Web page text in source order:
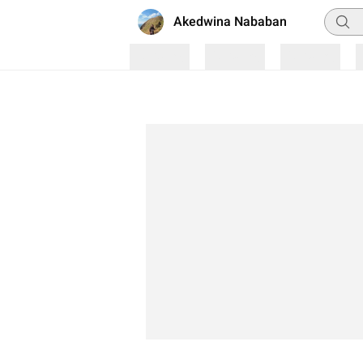
Akedwina Nababan